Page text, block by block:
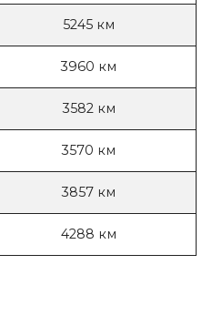
5245 км
3960 км
3582 км
3570 км
3857 км
4288 км